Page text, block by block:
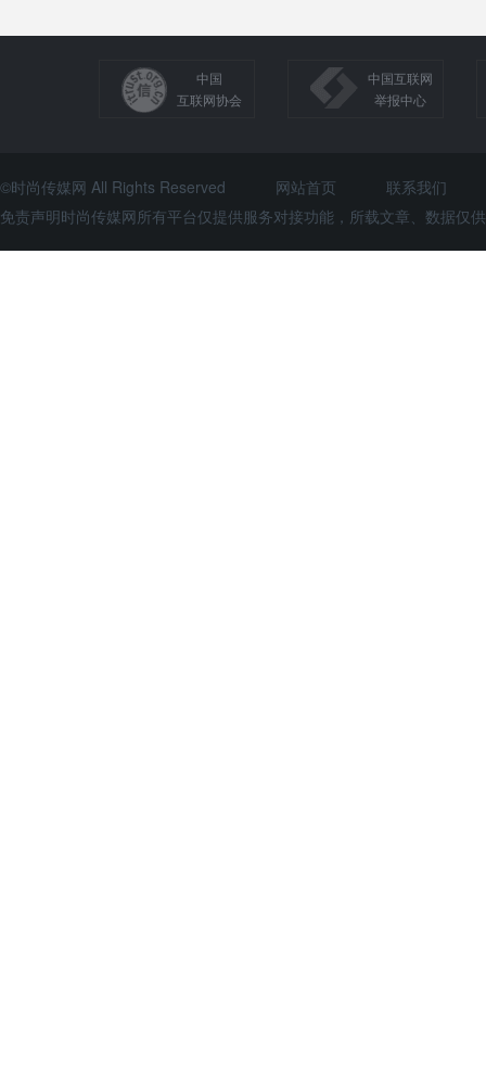
中国
互联网协会
中国互联网
举报中心
©时尚传媒网 All Rights Reserved 网站首页
联系我们
免责声明时尚传媒网所有平台仅提供服务对接功能，所载文章、数据